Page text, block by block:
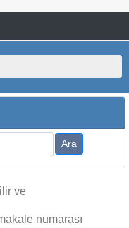
Ara
ve
numarası